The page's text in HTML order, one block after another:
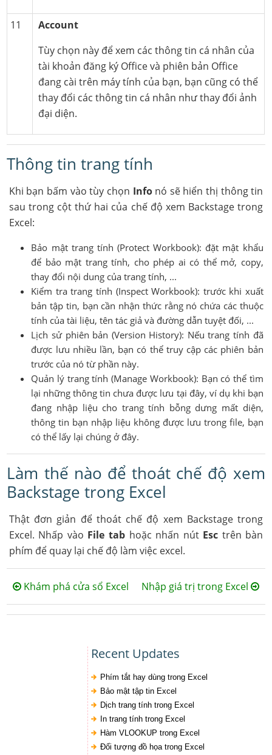
11
Account
Tùy chọn này để xem các thông tin cá nhân của
tài khoản đăng ký Office và phiên bản Office
đang cài trên máy tính của bạn, bạn cũng có thể
thay đổi các thông tin cá nhân như thay đổi ảnh
đại diện.
Thông tin trang tính
Khi bạn bấm vào tùy chọn Info nó sẽ hiển thị thông tin
sau trong cột thứ hai của chế độ xem Backstage trong
Excel:
Bảo mật trang tính (Protect Workbook): đặt mật khẩu
để bảo mật trang tính, cho phép ai có thể mở, copy,
thay đổi nội dung của trang tính, ...
Kiểm tra trang tính (Inspect Workbook): trước khi xuất
bản tập tin, bạn cần nhận thức rằng nó chứa các thuộc
tính của tài liệu, tên tác giả và đường dẫn tuyệt đối, ...
Lịch sử phiên bản (Version History): Nếu trang tính đã
được lưu nhiều lần, bạn có thể truy cập các phiên bản
trước của nó từ phần này.
Quản lý trang tính (Manage Workbook): Bạn có thể tìm
lại những thông tin chưa được lưu tại đây, ví dụ khi bạn
đang nhập liệu cho trang tính bỗng dưng mất diện,
thông tin bạn nhập liệu không được lưu trong file, bạn
có thể lấy lại chúng ở đây.
Làm thế nào để thoát chế độ xem
Backstage trong Excel
Thật đơn giản để thoát chế độ xem Backstage trong
Excel. Nhấp vào File tab hoặc nhấn nút Esc trên bàn
phím để quay lại chế độ làm việc excel.
Khám phá cửa sổ Excel Nhập giá trị trong Excel
Recent Updates
Phím tắt hay dùng trong Excel
Bảo mật tập tin Excel
Dịch trang tính trong Excel
In trang tính trong Excel
Hàm VLOOKUP trong Excel
Đối tượng đồ họa trong Excel